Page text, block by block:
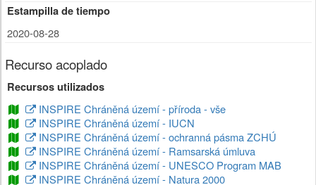
Estampilla de tiempo
2020-08-28
Recurso acoplado
Recursos utilizados
INSPIRE Chráněná území - příroda - vše
INSPIRE Chráněná území - IUCN
INSPIRE Chráněná území - ochranná pásma ZCHÚ
INSPIRE Chráněná území - Ramsarská úmluva
INSPIRE Chráněná území - UNESCO Program MAB
INSPIRE Chráněná území - Natura 2000